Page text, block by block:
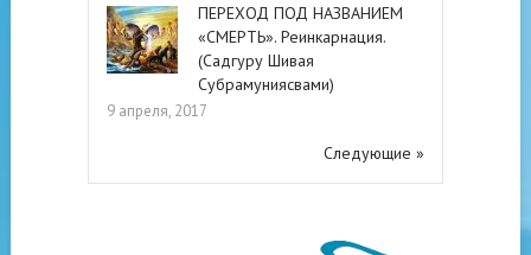
ПЕРЕХОД ПОД НАЗВАНИЕМ
«СМЕРТЬ». Реинкарнация.
(Садгуру Шивая
Субрамуниясвами)
9 апреля, 2017
Следующие »